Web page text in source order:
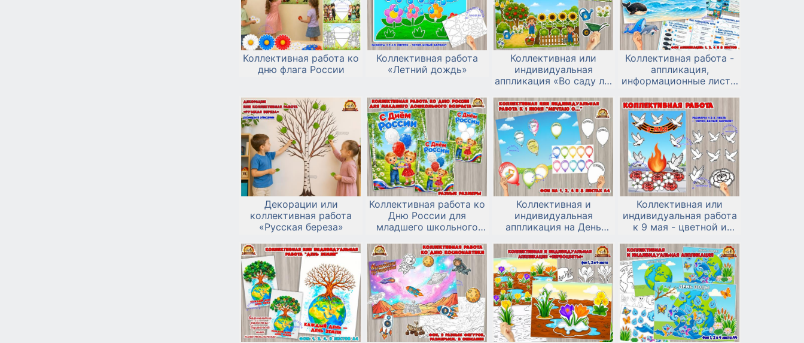
Коллективная работа ко
дню флага России
Коллективная работа
«Летний дождь»
Коллективная или
индивидуальная
аппликация «Во саду ли,
Коллективная работа -
аппликация,
информационные листы
рисования ко Дню китов
и дельфинов.
Декорации или
коллективная работа
«Русская береза»
Коллективная работа ко
Дню России для
младшего школьного
Коллективная и
индивидуальная
аппликация на День
о...»
Коллективная или
индивидуальная работа
к 9 мая - цветной и